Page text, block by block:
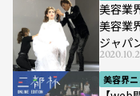
美容業
美容業
ジャパ
美容界ニ